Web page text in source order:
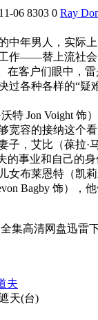
06 8303 0 Ray
中年男人，实际
作——替上流社
在客户们眼中，
过各种各样的“疑
Jon Voight 饰
宽容的接纳这个
子，艾比（葆拉·
的事业和自己的
女布莱恩特（凯莉
Bagby 饰），
夫
天(台)